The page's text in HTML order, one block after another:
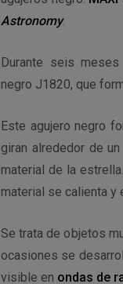
Astronomy.
Durante seis
negro J1820, que
Este agujero negro
giran alrededor de
material de la
material se calienta y
Se trata de objetos
ocasiones se
visible en ondas de